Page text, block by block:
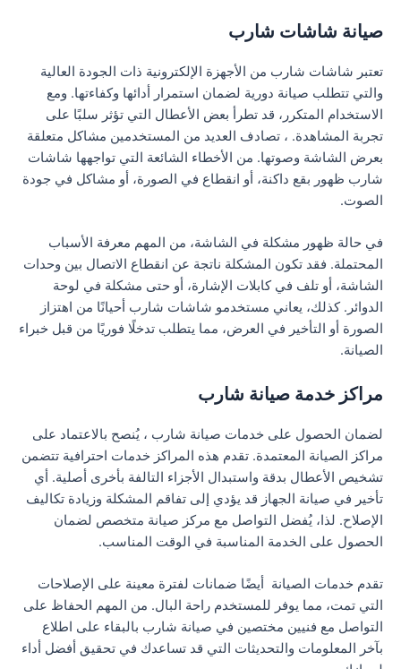
صيانة شاشات شارب
تعتبر شاشات شارب من الأجهزة الإلكترونية ذات الجودة العالية
والتي تتطلب صيانة دورية لضمان استمرار أدائها وكفاءتها. ومع
الاستخدام المتكرر، قد تطرأ بعض الأعطال التي تؤثر سلبًا على
تجربة المشاهدة. ، تصادف العديد من المستخدمين مشاكل متعلقة
بعرض الشاشة وصوتها. من الأخطاء الشائعة التي تواجهها شاشات
شارب ظهور بقع داكنة، أو انقطاع في الصورة، أو مشاكل في جودة
الصوت.
في حالة ظهور مشكلة في الشاشة، من المهم معرفة الأسباب
المحتملة. فقد تكون المشكلة ناتجة عن انقطاع الاتصال بين وحدات
الشاشة، أو تلف في كابلات الإشارة، أو حتى مشكلة في لوحة
الدوائر. كذلك، يعاني مستخدمو شاشات شارب أحيانًا من اهتزاز
الصورة أو التأخير في العرض، مما يتطلب تدخلًا فوريًا من قبل خبراء
الصيانة.
مراكز خدمة صيانة شارب
لضمان الحصول على خدمات صيانة شارب ، يُنصح بالاعتماد على
مراكز الصيانة المعتمدة. تقدم هذه المراكز خدمات احترافية تتضمن
تشخيص الأعطال بدقة واستبدال الأجزاء التالفة بأخرى أصلية. أي
تأخير في صيانة الجهاز قد يؤدي إلى تفاقم المشكلة وزيادة تكاليف
الإصلاح. لذا، يُفضل التواصل مع مركز صيانة متخصص لضمان
الحصول على الخدمة المناسبة في الوقت المناسب.
تقدم خدمات الصيانة أيضًا ضمانات لفترة معينة على الإصلاحات
التي تمت، مما يوفر للمستخدم راحة البال. من المهم الحفاظ على
التواصل مع فنيين مختصين في صيانة شارب بالبقاء على اطلاع
بآخر المعلومات والتحديثات التي قد تساعدك في تحقيق أفضل أداء